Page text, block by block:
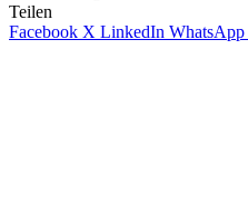
Teilen
Facebook X LinkedIn WhatsApp